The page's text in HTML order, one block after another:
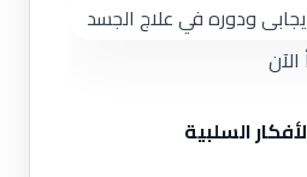
السلبية